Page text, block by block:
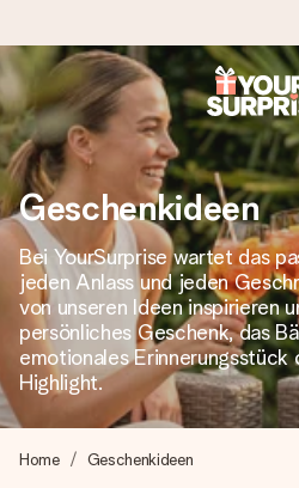
Heute bestellt, in 1
Wir bereiten dein Geschenk
blitzschnell – damit du es
überreichen kannst, wenn es
4,8 (basierend auf
Unsere Geschenke begeistern.
4,8 bei Google Reviews
die wir versenden).
Geschenkideen
Bei YourSurprise wartet das
jeden Anlass und jeden
von unseren Ideen inspirieren
persönliches Geschenk, das
emotionales Erinnerungsstück
Highlight.
Home Geschenkideen